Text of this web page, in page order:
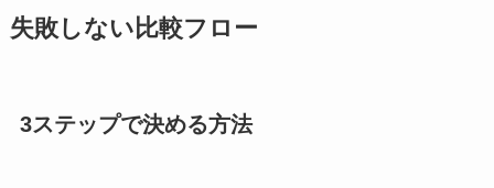
失敗しない比較フロー
3ステップで決める方法